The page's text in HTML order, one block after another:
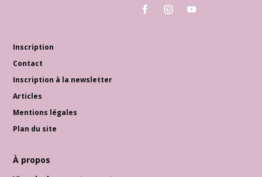
École de Danse Marc Fabrici
École de Danse Marc Fabrici
École de Danse
Inscription
Contact
Inscription à la newsletter
Articles
Mentions légales
Plan du site
À propos